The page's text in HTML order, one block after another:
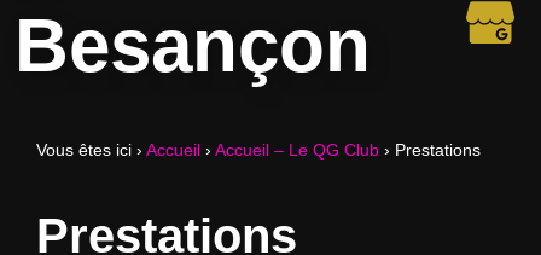
Besançon
Vous êtes ici › Accueil › Accueil – Le QG Club › Prestations
Prestations